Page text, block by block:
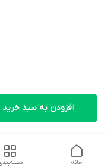
افزودن به سبد خرید
خانه